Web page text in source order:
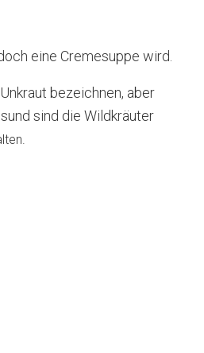
eine Cremesuppe wird.
bezeichnen, aber
sind die Wildkräuter